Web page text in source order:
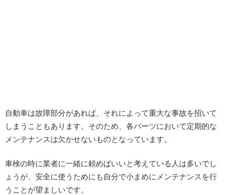
自動車は故障部分があれば、それによって重大な事故を招いて
しまうこともあります。そのため、各パーツにおいて定期的な
メンテナンスは欠かせないものとなっています。
車検の時に業者に一緒に頼めばいいと考えている人は多いでし
ょうが、安全に使うためにも自分で小まめにメンテナンスを行
うことが望ましいです。